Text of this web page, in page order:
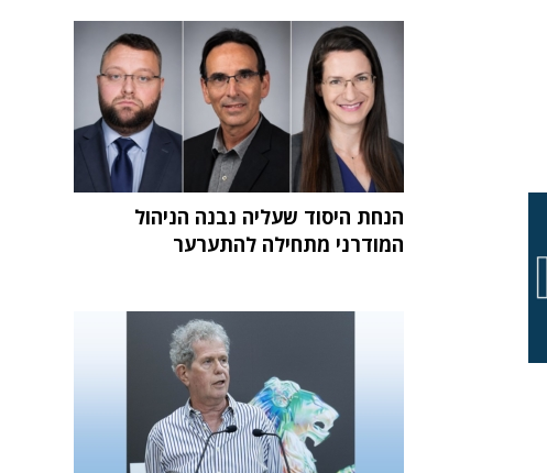
הנחת היסוד שעליה נבנה הניהול
המודרני מתחילה להתערער